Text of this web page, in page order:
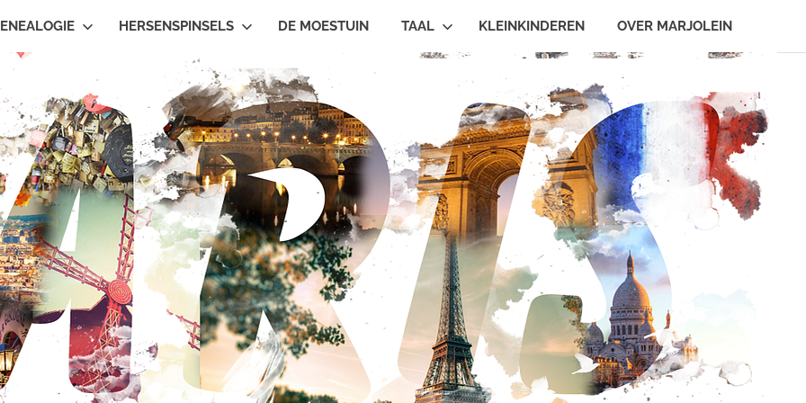
HERSENSPINSELS DE MOESTUIN TAAL KLEINKINDEREN OVER MARJOLEIN